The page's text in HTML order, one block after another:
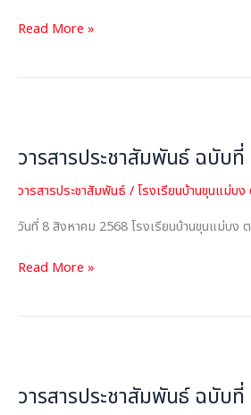
Read More »
วารสารประชาสัมพันธ์ ฉบับ
วารสารประชาสัมพันธ์ /โรงเรียนบ้านขุนแม่บง
วันที่ 8 สิงหาคม 2568 โรงเรียนบ้านขุนแม่บง
ฉบับ
27/2568
Read More »
วารสารประชาสัมพันธ์ ฉบับ
ฉบับ